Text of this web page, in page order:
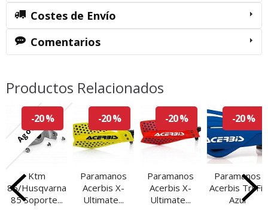
Costes de Envío
Comentarios
Productos Relacionados
Agotado
-20 %
Ktm
85/Husqvarna
85 Soporte...
-20 %
Paramanos
Acerbis X-
Ultimate...
-20 %
Paramanos
Acerbis X-
Ultimate...
-20 %
Paramanos
Acerbis Tri Fit
Azul